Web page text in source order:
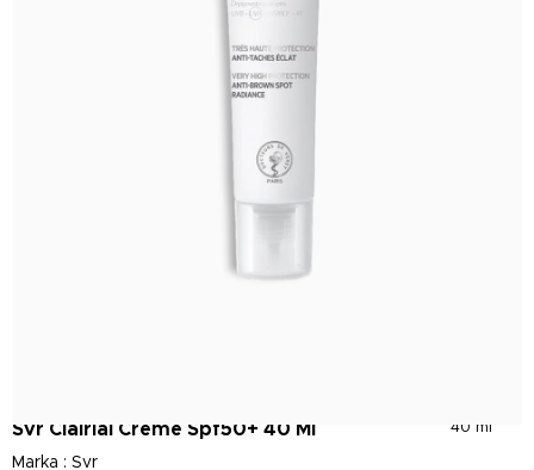
40 ml
Svr Clairial Creme Spf50+ 40 Ml
Marka : Svr